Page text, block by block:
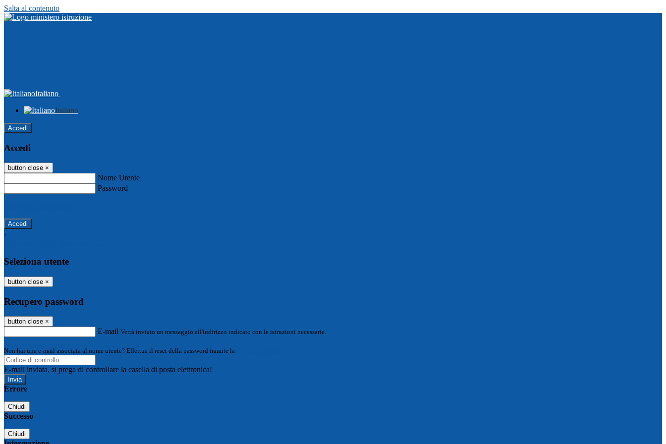
Salta al contenuto
Italiano
Italiano
Accedi
Accedi
button close ×
Nome Utente
Password
-
Seleziona utente
button close ×
Recupero password
button close ×
E-mail Verrà inviato un messaggio all'indirizzo indicato con le istruzioni necessarie.
Non hai una e-mail associata al nome utente? Effettua il reset della password tramite la
E-mail inviata, si prega di controllare la casella di posta elettronica!
Errore
Chiudi
Successo
Chiudi